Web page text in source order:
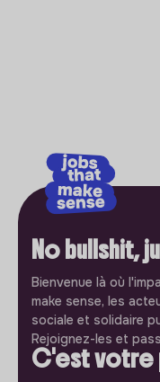
No bullshit,
Bienvenue là où
make sense, les
sociale et solidaire
Rejoignez-les et
C'est votre